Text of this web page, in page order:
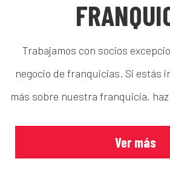
Trabajamos con socios
negocio de franquicias. Si estás
más sobre nuestra franquicia,
Ver más